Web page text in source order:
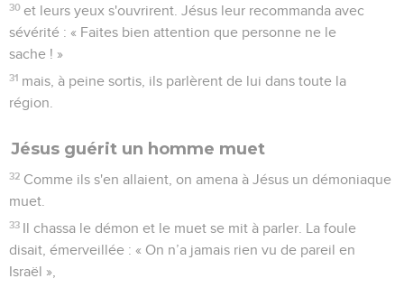
30 et leurs yeux s'ouvrirent. Jésus leur recommanda avec
sévérité : « Faites bien attention que personne ne le
sache ! »
31 mais, à peine sortis, ils parlèrent de lui dans toute la
région.
Jésus guérit un homme muet
32 Comme ils s'en allaient, on amena à Jésus un démoniaque
muet.
33 Il chassa le démon et le muet se mit à parler. La foule
disait, émerveillée : « On n’a jamais rien vu de pareil en
Israël »,